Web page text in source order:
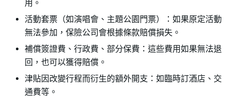
用。
活動套票（如演唱會、主題公園門票）：如果原定活動
無法參加，保險公司會根據條款賠償損失。
補償簽證費、行政費、部分保費：這些費用如果無法退
回，也可以獲得賠償。
津貼因改變行程而衍生的額外開支：如臨時訂酒店、交
通費等。